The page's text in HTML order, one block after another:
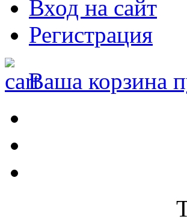
Вход на сайт
Регистрация
Ваша корзина